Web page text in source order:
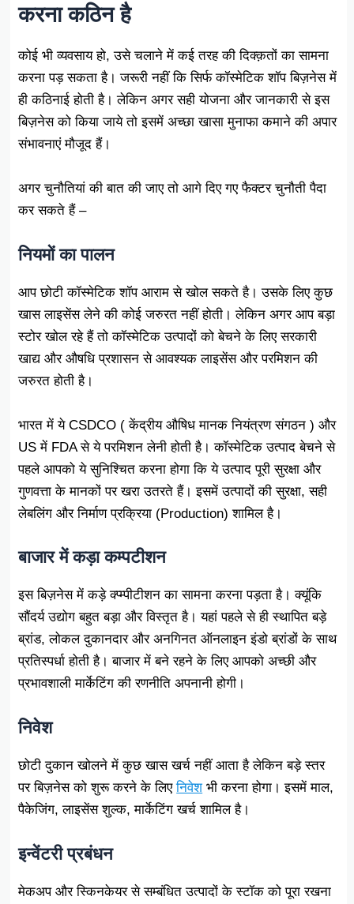
करना कठिन है
कोई भी व्यवसाय हो, उसे चलाने में कई तरह की दिक्क़तों का सामना
करना पड़ सकता है। जरूरी नहीं कि सिर्फ कॉस्मेटिक शॉप बिज़नेस में
ही कठिनाई होती है। लेकिन अगर सही योजना और जानकारी से इस
बिज़नेस को किया जाये तो इसमें अच्छा खासा मुनाफा कमाने की अपार
संभावनाएं मौजूद हैं।
अगर चुनौतियां की बात की जाए तो आगे दिए गए फैक्टर चुनौती पैदा
कर सकते हैं –
नियमों का पालन
आप छोटी कॉस्मेटिक शॉप आराम से खोल सकते है। उसके लिए कुछ
खास लाइसेंस लेने की कोई जरुरत नहीं होती। लेकिन अगर आप बड़ा
स्टोर खोल रहे हैं तो कॉस्मेटिक उत्पादों को बेचने के लिए सरकारी
खाद्य और औषधि प्रशासन से आवश्यक लाइसेंस और परमिशन की
जरुरत होती है।
भारत में ये CSDCO ( केंद्रीय औषिध मानक नियंत्रण संगठन ) और
US में FDA से ये परमिशन लेनी होती है। कॉस्मेटिक उत्पाद बेचने से
पहले आपको ये सुनिश्चित करना होगा कि ये उत्पाद पूरी सुरक्षा और
गुणवत्ता के मानकों पर खरा उतरते हैं। इसमें उत्पादों की सुरक्षा, सही
लेबलिंग और निर्माण प्रक्रिया (Production) शामिल है।
बाजार में कड़ा कम्पटीशन
इस बिज़नेस में कड़े क्प्म्पीटीशन का सामना करना पड़ता है। क्यूंकि
सौंदर्य उद्योग बहुत बड़ा और विस्तृत है। यहां पहले से ही स्थापित बड़े
ब्रांड, लोकल दुकानदार और अनगिनत ऑनलाइन इंडो ब्रांडों के साथ
प्रतिस्पर्धा होती है। बाजार में बने रहने के लिए आपको अच्छी और
प्रभावशाली मार्केटिंग की रणनीति अपनानी होगी।
निवेश
छोटी दुकान खोलने में कुछ खास खर्च नहीं आता है लेकिन बड़े स्तर
पर बिज़नेस को शुरू करने के लिएनिवेशभी करना होगा। इसमें माल,
पैकेजिंग, लाइसेंस शुल्क, मार्केटिंग खर्च शामिल है।
इन्वेंटरी प्रबंधन
मेकअप और स्किनकेयर से सम्बंधित उत्पादों के स्टॉक को पूरा रखना